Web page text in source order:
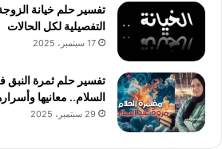
تفسير حلم خيانة
التفصيلية لكل الحالات
17 سبتمبر، 2025
تفسير حلم ثمرة النبق
السلام.. معانيها
29 سبتمبر، 2025